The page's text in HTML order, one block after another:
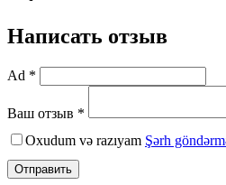
Написать отзыв
Ad *
Ваш отзыв *
Oxudum və razıyam Şərh
Отправить